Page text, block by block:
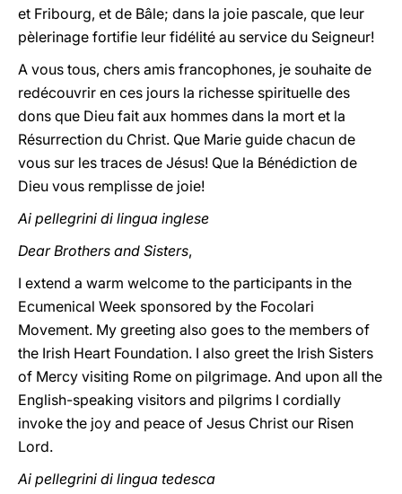
et Fribourg, et de Bâle; dans la joie pascale, que leur
pèlerinage fortifie leur fidélité au service du Seigneur!
A vous tous, chers amis francophones, je souhaite de
redécouvrir en ces jours la richesse spirituelle des
dons que Dieu fait aux hommes dans la mort et la
Résurrection du Christ. Que Marie guide chacun de
vous sur les traces de Jésus! Que la Bénédiction de
Dieu vous remplisse de joie!
Ai pellegrini di lingua inglese
Dear Brothers and Sisters,
I extend a warm welcome to the participants in the
Ecumenical Week sponsored by the Focolari
Movement. My greeting also goes to the members of
the Irish Heart Foundation. I also greet the Irish Sisters
of Mercy visiting Rome on pilgrimage. And upon all the
English-speaking visitors and pilgrims I cordially
invoke the joy and peace of Jesus Christ our Risen
Lord.
Ai pellegrini di lingua tedesca